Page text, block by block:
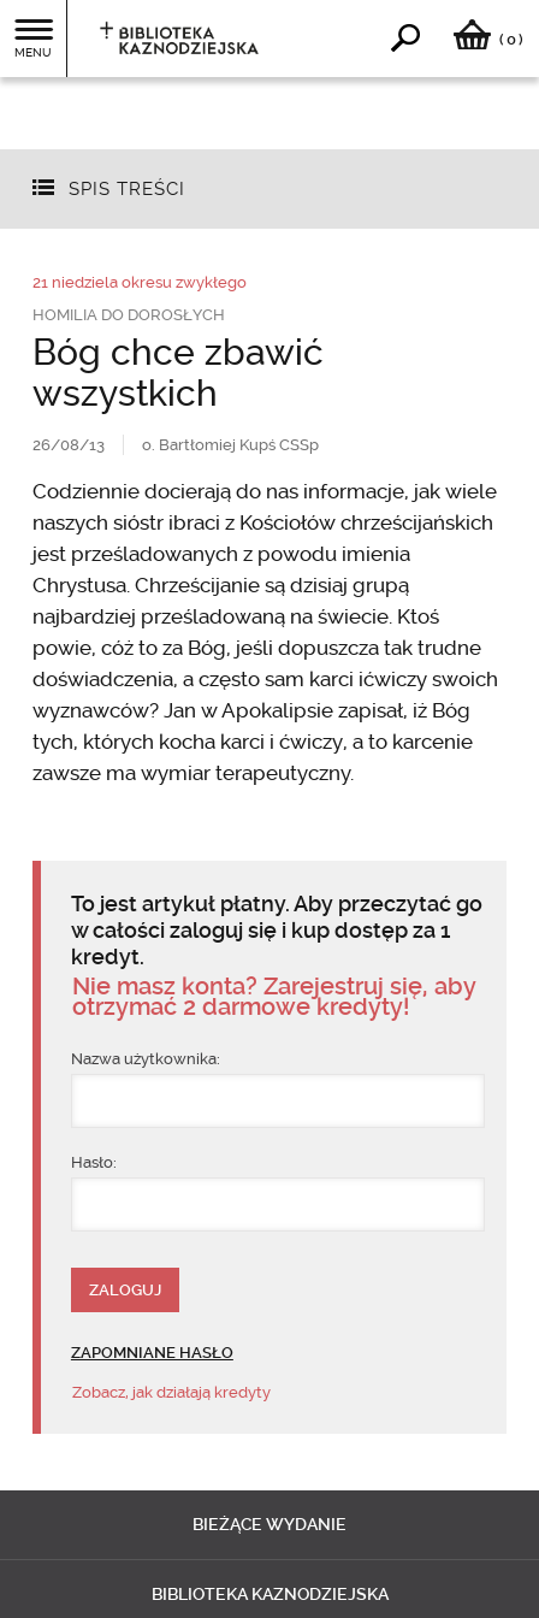
MENU
( 0)
SPIS TREŚCI
21 niedziela okresu zwykłego
HOMILIA DO DOROSŁYCH
Bóg chce zbawić
wszystkich
26/08/13 o. Bartłomiej Kupś CSSp
Codziennie docierają do nas informacje, jak wiele
naszych sióstr ibraci z Kościołów chrześcijańskich
jest prześladowanych z powodu imienia
Chrystusa. Chrześcijanie są dzisiaj grupą
najbardziej prześladowaną na świecie. Ktoś
powie, cóż to za Bóg, jeśli dopuszcza tak trudne
doświadczenia, a często sam karci ićwiczy swoich
wyznawców? Jan w Apokalipsie zapisał, iż Bóg
tych, których kocha karci i ćwiczy, a to karcenie
zawsze ma wymiar terapeutyczny.
To jest artykuł płatny. Aby przeczytać go
w całości zaloguj się i kup dostęp za 1
kredyt.
Nie masz konta? Zarejestruj się, aby
otrzymać 2 darmowe kredyty!
Nazwa użytkownika:
Hasło:
ZAPOMNIANE HASŁO
Zobacz, jak działają kredyty
BIEŻĄCE WYDANIE
BIBLIOTEKA KAZNODZIEJSKA